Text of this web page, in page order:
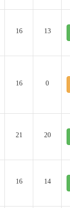
16 13
16 0
21 20
16 14